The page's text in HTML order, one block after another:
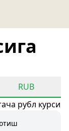
RUB
рубл курси